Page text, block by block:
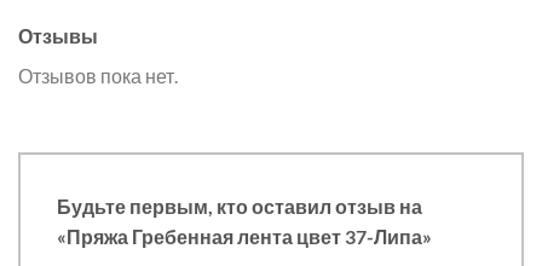
Отзывы
Отзывов пока нет.
Будьте первым, кто оставил отзыв на
«Пряжа Гребенная лента цвет 37-Липа»